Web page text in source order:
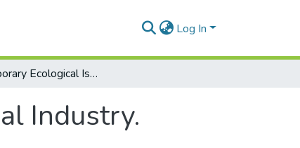
Log In
Contemporary Ecological Issues in the Funeral Industry.
Industry.